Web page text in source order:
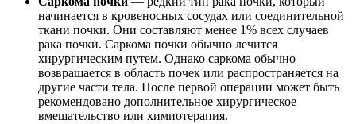
начинается в кровеносных сосудах или соединительной
ткани почки. Они составляют менее 1% всех случаев
рака почки. Саркома почки обычно лечится
хирургическим путем. Однако саркома обычно
возвращается в область почек или распространяется на
другие части тела. После первой операции может быть
рекомендовано дополнительное хирургическое
вмешательство или химиотерапия.